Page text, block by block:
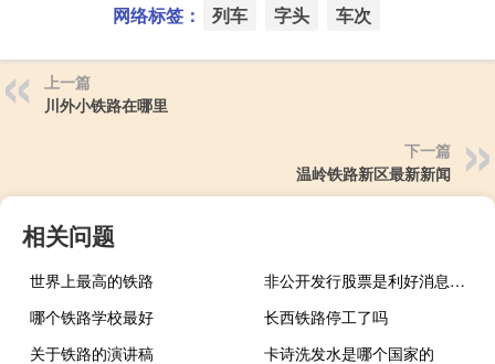
网络标签： 列车 字头 车次
上一篇
川外小铁路在哪里
下一篇
温岭铁路新区最新新闻
相关问题
世界上最高的铁路
非公开发行股票是利好消息吗（非公开发行新股是利好还是利空）
哪个铁路学校最好
长西铁路停工了吗
关于铁路的演讲稿
卡诗洗发水是哪个国家的